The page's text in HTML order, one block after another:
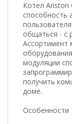
Котел Ariston
способность
общаться - с
Ассортимент
модуляции
получить
доме.
Особенности